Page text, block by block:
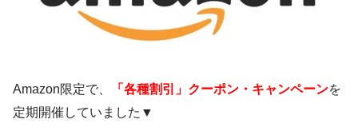
Amazon限定で、 「各種割引」クーポン・キャンペーンを
定期開催していました▼